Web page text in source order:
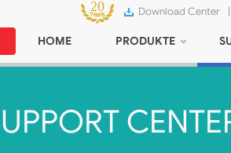
Download Center |
HOME PRODUKTE